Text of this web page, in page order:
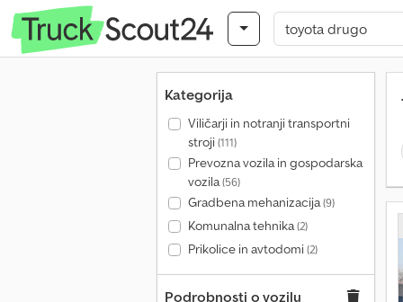
Kategorija
Viličarji in notranji transportni
stroji(111)
Prevozna vozila in gospodarska
vozila(56)
Gradbena mehanizacija(9)
Komunalna tehnika(2)
Prikolice in avtodomi(2)
Podrobnosti o vozilu